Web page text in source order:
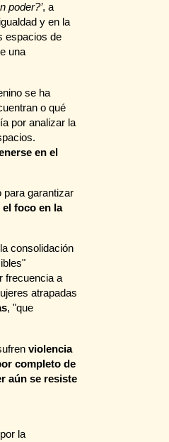
poder?’, a
y en la
espacios de
una
se ha
o qué
por analizar la
en el
para garantizar
foco en la
consolidación
frecuencia a
atrapadas
, "que
violencia
completo de
aún se resiste
la